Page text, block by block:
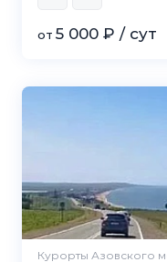
от 5 000 ₽ / сут
Курорты Азовского